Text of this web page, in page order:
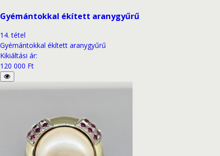
Gyémántokkal ékített aranygyűrű
14. tétel
Gyémántokkal ékített aranygyűrű
Kikiáltási ár:
120 000 Ft